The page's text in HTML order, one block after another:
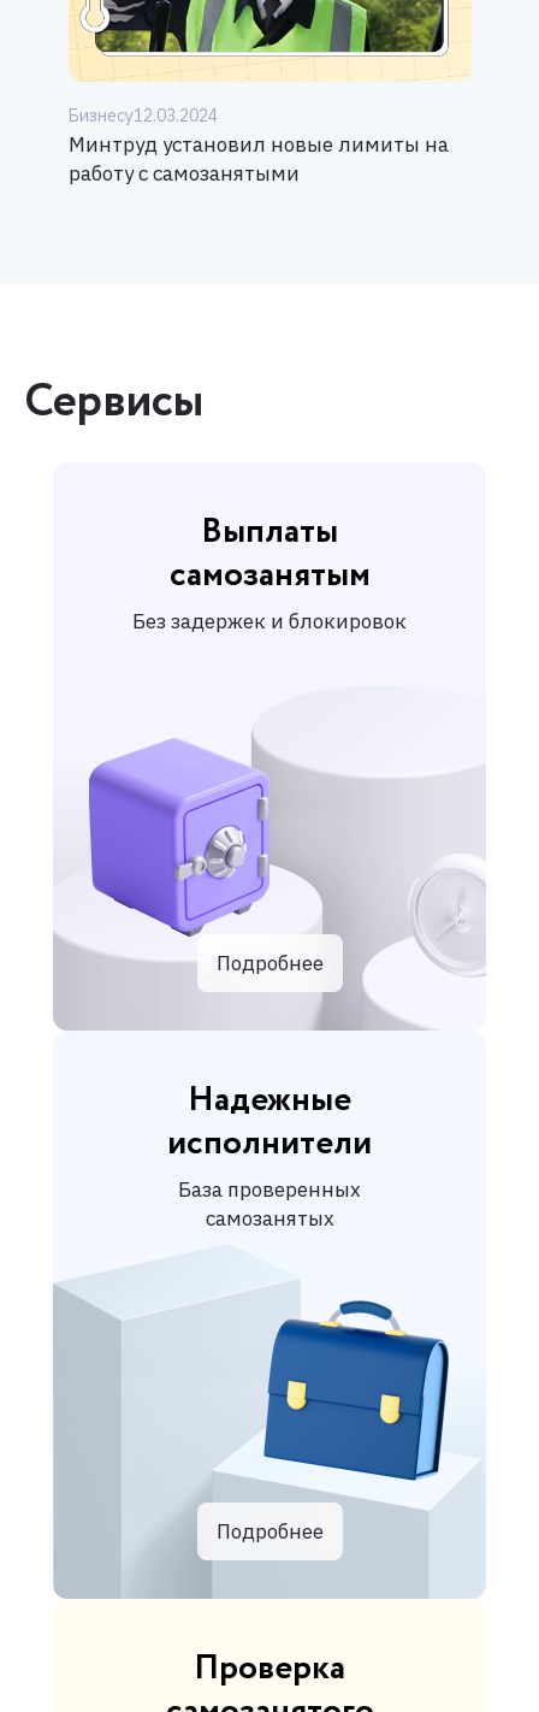
Бизнесу12.03.2024
Минтруд установил новые лимиты на
работу с самозанятыми
Сервисы
Выплаты
самозанятым
Без задержек и блокировок
Подробнее
Надежные
исполнители
База проверенных
самозанятых
Подробнее
Проверка